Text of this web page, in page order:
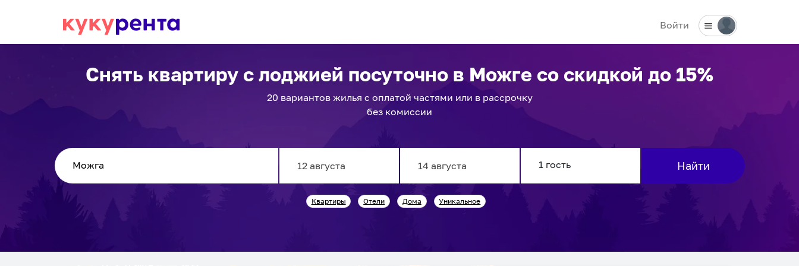
Войти
Снять квартиру с лоджией посуточно в Можге со скидкой до 15%
20 вариантовжилья с оплатой частями или в рассрочку
без комиссии
forward
backward
Найти
Квартиры Отели Дома Уникальное